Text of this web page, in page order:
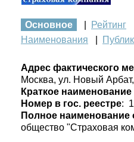
Основное Рейтинг
Наименования
Адрес фактического
Москва, ул. Новый
Краткое
Номер в гос. реестре:
Полное наименование
общество "Страховая